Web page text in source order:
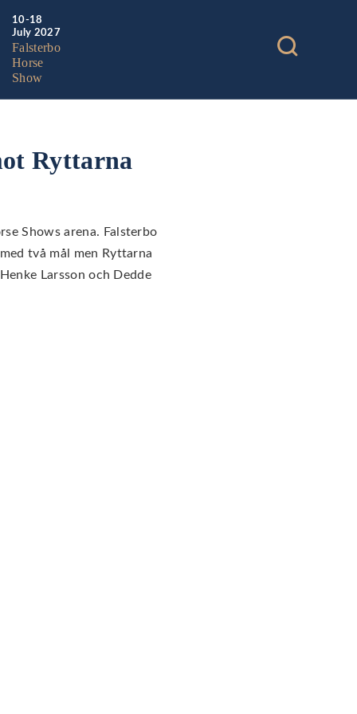
10-18
July 2027
Falsterbo
Horse
Show
Ryttarna
Shows arena. Falsterbo
två mål men Ryttarna
Larsson och Dedde